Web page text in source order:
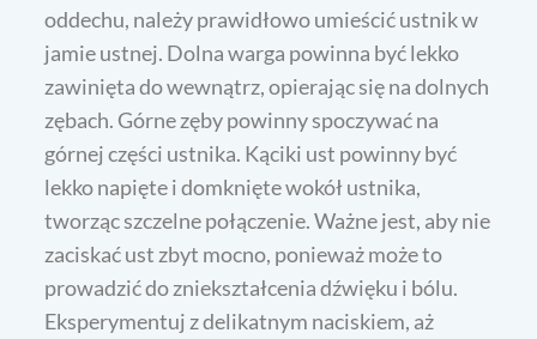
oddechu, należy prawidłowo umieścić ustnik w
jamie ustnej. Dolna warga powinna być lekko
zawinięta do wewnątrz, opierając się na dolnych
zębach. Górne zęby powinny spoczywać na
górnej części ustnika. Kąciki ust powinny być
lekko napięte i domknięte wokół ustnika,
tworząc szczelne połączenie. Ważne jest, aby nie
zaciskać ust zbyt mocno, ponieważ może to
prowadzić do zniekształcenia dźwięku i bólu.
Eksperymentuj z delikatnym naciskiem, aż